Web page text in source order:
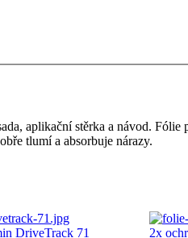
aplikační stěrka a návod.
tlumí a absorbuje nárazy.
DriveTrack 71 2x